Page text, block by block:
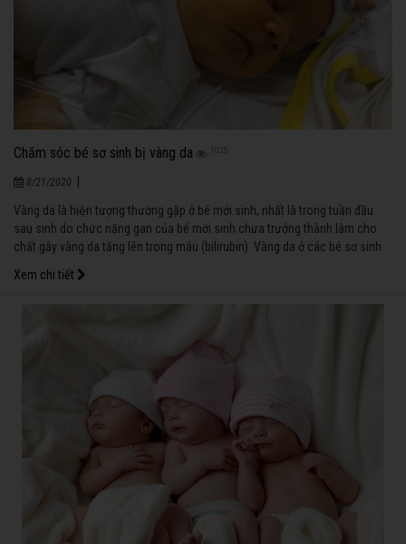
Chăm sóc bé sơ sinh bị vàng da
8/21/2020
Vàng da là hiện tượng thường gặp ở bé mới sinh, nhất là trong tuần đầu
sau sinh do chức năng gan của bé mới sinh chưa trưởng thành làm cho
chất gây vàng da tăng lên trong máu (bilirubin). Vàng da ở các bé sơ sinh
Xem chi tiết